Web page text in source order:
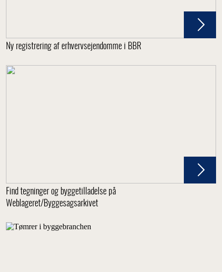
Ny registrering af erhvervsejendomme i BBR
Find tegninger og byggetilladelse på
Weblageret/Byggesagsarkivet